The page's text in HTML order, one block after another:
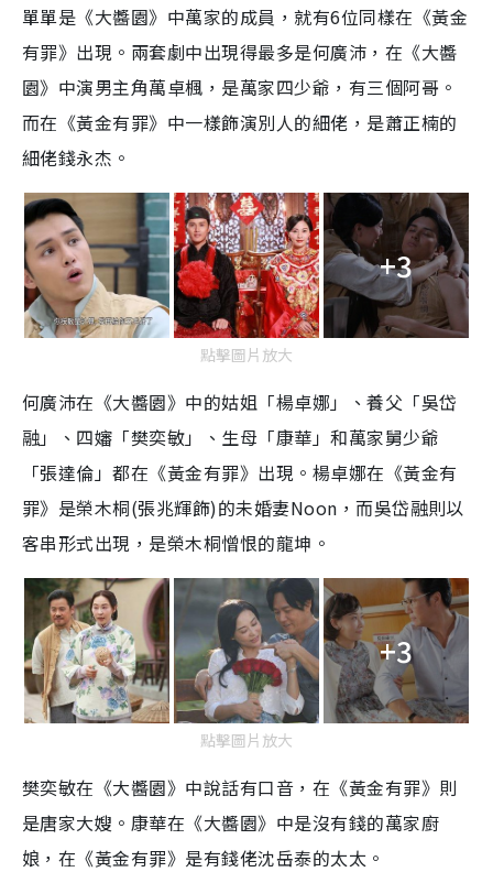
單單是《大醬園》中萬家的成員，就有6位同樣在《黃金
有罪》出現。兩套劇中出現得最多是何廣沛，在《大醬
園》中演男主角萬卓楓，是萬家四少爺，有三個阿哥。
而在《黃金有罪》中一樣飾演別人的細佬，是蕭正楠的
細佬錢永杰。
+3
點擊圖片放大
何廣沛在《大醬園》中的姑姐「楊卓娜」、養父「吳岱
融」、四嬸「樊奕敏」、生母「康華」和萬家舅少爺
「張達倫」都在《黃金有罪》出現。楊卓娜在《黃金有
罪》是榮木桐(張兆輝飾)的未婚妻Noon，而吳岱融則以
客串形式出現，是榮木桐憎恨的龍坤。
+3
點擊圖片放大
樊奕敏在《大醬園》中說話有口音，在《黃金有罪》則
是唐家大嫂。康華在《大醬園》中是沒有錢的萬家廚
娘，在《黃金有罪》是有錢佬沈岳泰的太太。